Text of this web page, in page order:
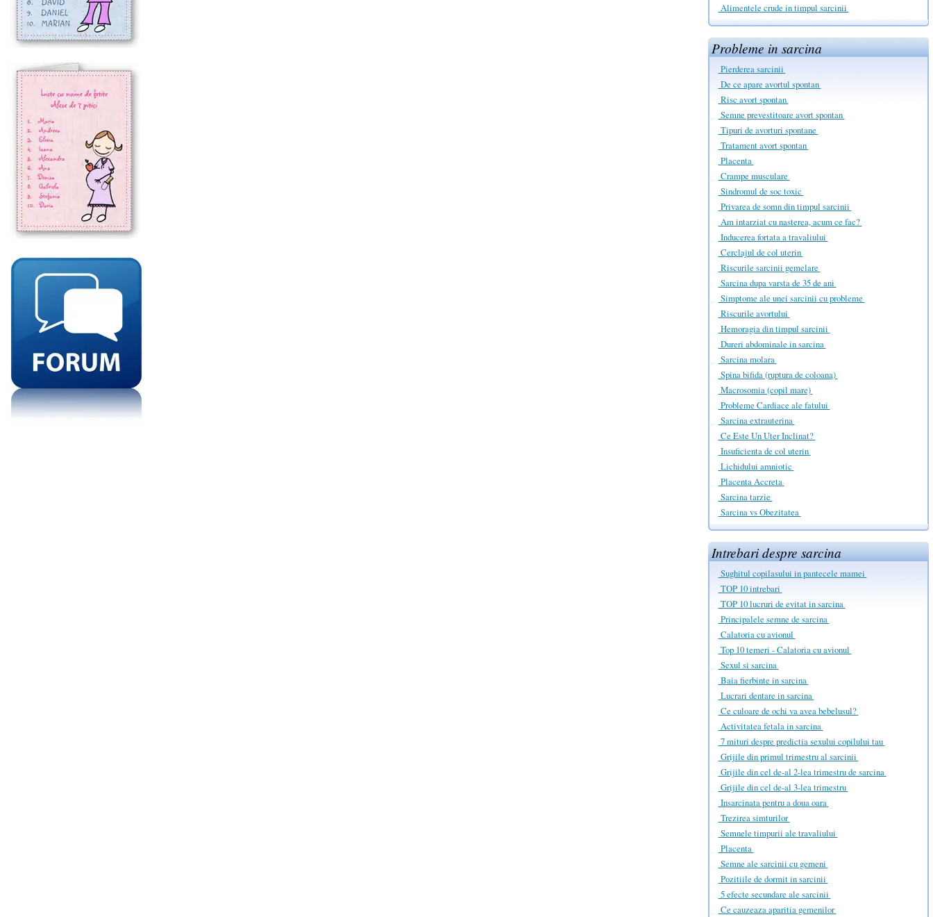
Alimentele crude in timpul sarcinii
Probleme in sarcina
Pierderea sarcinii
De ce apare avortul spontan
Risc avort spontan
Semne prevestitoare avort spontan
Tipuri de avorturi spontane
Tratament avort spontan
Placenta
Crampe musculare
Sindromul de soc toxic
Privarea de somn din timpul sarcinii
Am intarziat cu nasterea, acum ce fac?
Inducerea fortata a travaliului
Cerclajul de col uterin
Riscurile sarcinii gemelare
Sarcina dupa varsta de 35 de ani
Simptome ale unei sarcinii cu probleme
Riscurile avortului
Hemoragia din timpul sarcinii
Dureri abdominale in sarcina
Sarcina molara
Spina bifida (ruptura de coloana)
Macrosomia (copil mare)
Probleme Cardiace ale fatului
Sarcina extrauterina
Ce Este Un Uter Inclinat?
Insuficienta de col uterin
Lichidului amniotic
Placenta Accreta
Sarcina tarzie
Sarcina vs Obezitatea
Intrebari despre sarcina
Sughitul copilasului in pantecele mamei
TOP 10 intrebari
TOP 10 lucruri de evitat in sarcina
Principalele semne de sarcina
Calatoria cu avionul
Top 10 temeri - Calatoria cu avionul
Sexul si sarcina
Baia fierbinte in sarcina
Lucrari dentare in sarcina
Ce culoare de ochi va avea bebelusul?
Activitatea fetala in sarcina
7 mituri despre predictia sexului copilului tau
Grijile din primul trimestru al sarcinii
Grijile din cel de-al 2-lea trimestru de sarcina
Grijile din cel de-al 3-lea trimestru
Insarcinata pentru a doua oara
Trezirea simturilor
Semnele timpurii ale travaliului
Placenta
Semne ale sarcinii cu gemeni
Pozitiile de dormit in sarcinii
5 efecte secundare ale sarcinii
Ce cauzeaza aparitia gemenilor